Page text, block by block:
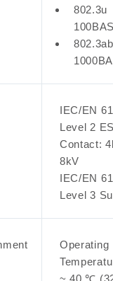
802.3u
802.3ab
IEC/EN
Level 2
Contact:
8kV
IEC/EN
Level 3
Operating
~ 40 ℃